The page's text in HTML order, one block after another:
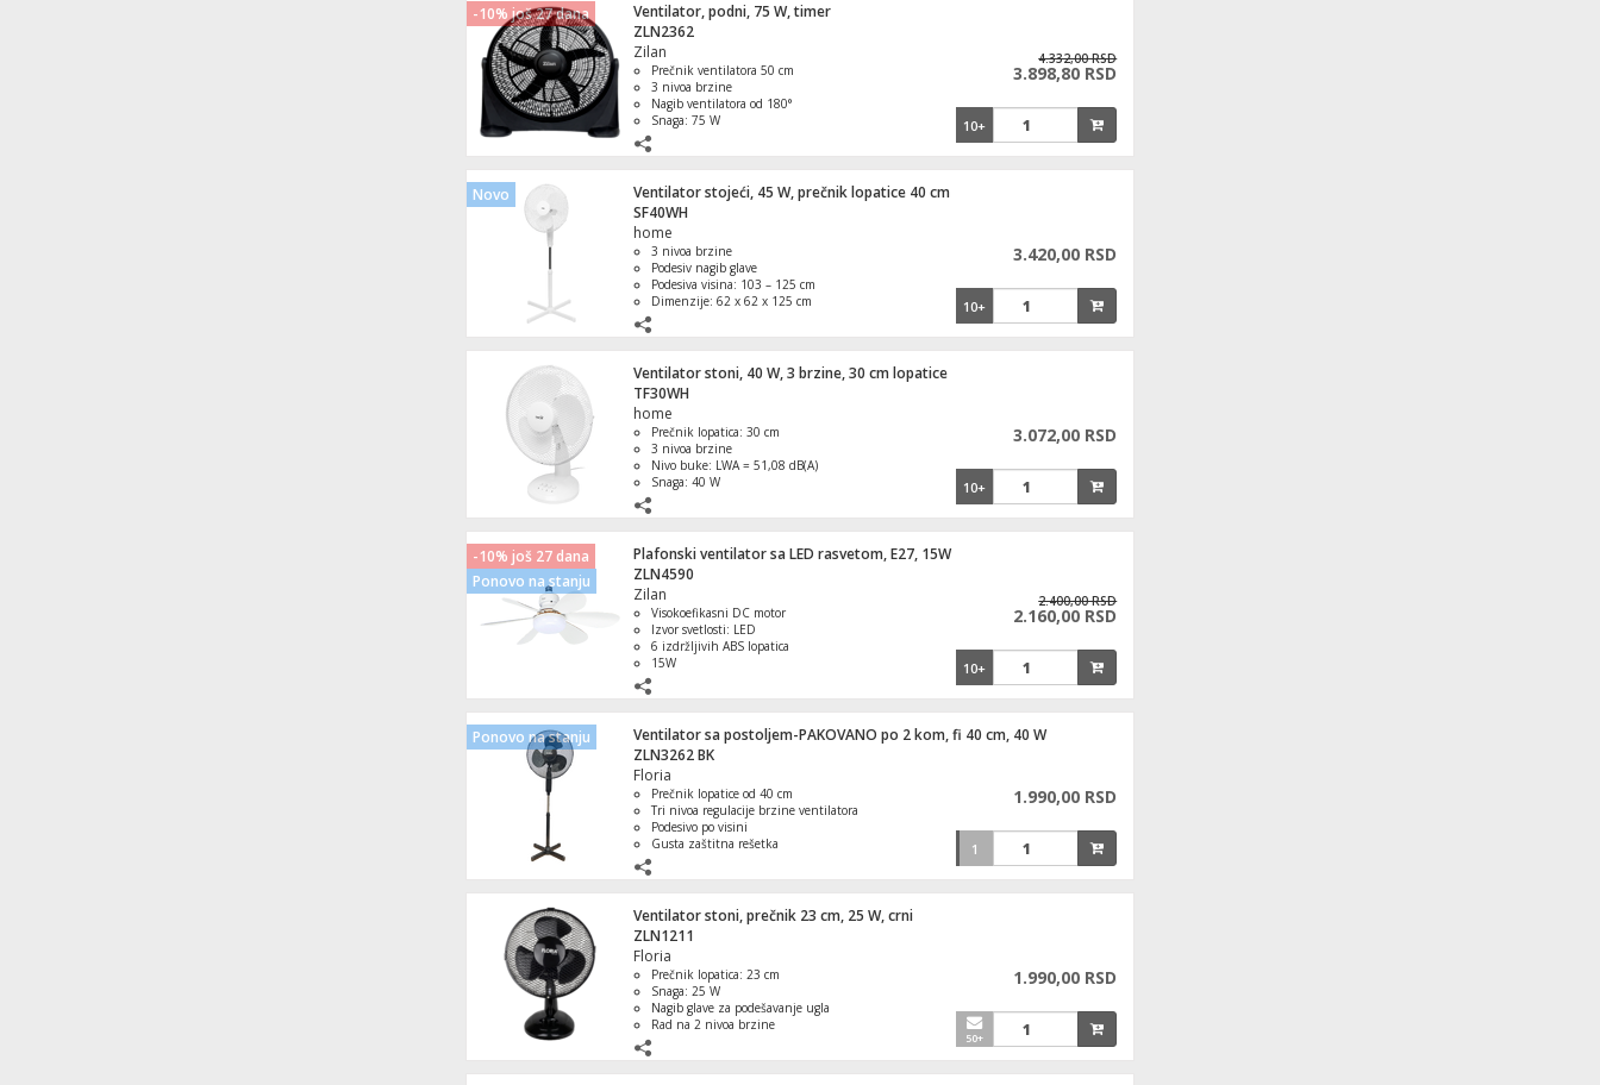
-10% još 27 dana
Ventilator, podni, 75 W, timer
ZLN2362
Zilan
Prečnik ventilatora 50 cm
3 nivoa brzine
Nagib ventilatora od 180°
Snaga: 75 W
4.332,00 RSD
3.898,80 RSD
10+
Novo
Ventilator stojeći, 45 W, prečnik lopatice 40 cm
SF40WH
home
3 nivoa brzine
Podesiv nagib glave
Podesiva visina: 103 – 125 cm
Dimenzije: 62 x 62 x 125 cm
3.420,00 RSD
10+
Ventilator stoni, 40 W, 3 brzine, 30 cm lopatice
TF30WH
home
Prečnik lopatica: 30 cm
3 nivoa brzine
Nivo buke: LWA = 51,08 dB(A)
Snaga: 40 W
3.072,00 RSD
10+
-10% još 27 dana
Ponovo na stanju
Plafonski ventilator sa LED rasvetom, E27, 15W
ZLN4590
Zilan
Visokoefikasni DC motor
Izvor svetlosti: LED
6 izdržljivih ABS lopatica
15W
2.400,00 RSD
2.160,00 RSD
10+
Ponovo na stanju
Ventilator sa postoljem-PAKOVANO po 2 kom, fi 40 cm, 40 W
ZLN3262 BK
Floria
Prečnik lopatice od 40 cm
Tri nivoa regulacije brzine ventilatora
Podesivo po visini
Gusta zaštitna rešetka
1.990,00 RSD
1
Ventilator stoni, prečnik 23 cm, 25 W, crni
ZLN1211
Floria
Prečnik lopatica: 23 cm
Snaga: 25 W
Nagib glave za podešavanje ugla
Rad na 2 nivoa brzine
hlađenje
1.990,00 RSD
50+